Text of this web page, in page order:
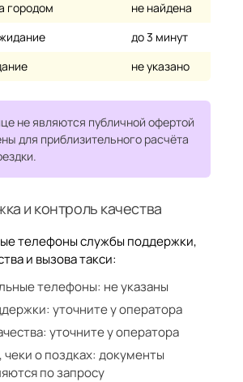
городом
не найдена
до 3 минут
не указано
не являются публичной офертой
для приблизительного расчёта
и контроль качества
телефоны службы поддержки,
и вызова такси:
телефоны: не указаны
уточните у оператора
уточните у оператора
о поздках: документы
по запросу